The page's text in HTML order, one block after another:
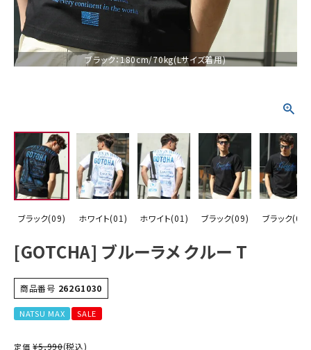
ブラック：180cm/70kg(Lサイズ着用)
ブラック(09) ホワイト(01) ホワイト(01) ブラック(09) ブラック(09)
[GOTCHA] ブルーラメ クルー T
商品番号 262G1030
NATSU MAX SALE
定価 ¥5,990(税込)